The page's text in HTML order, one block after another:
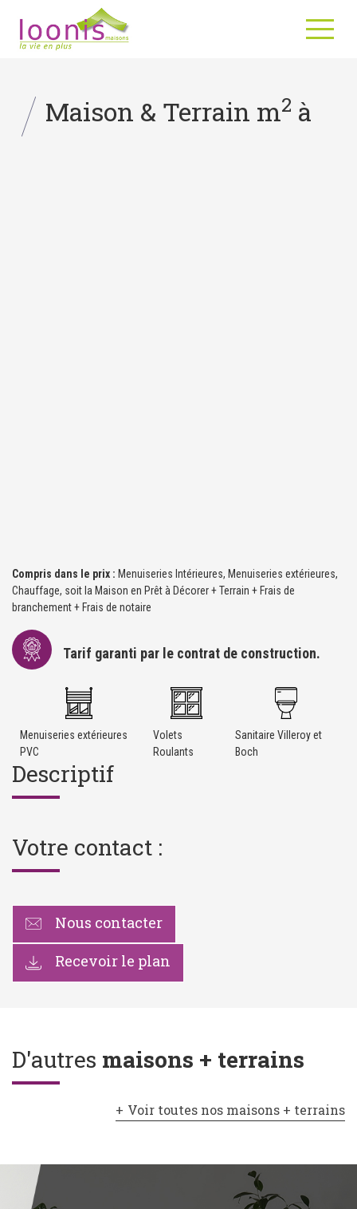
Maison & Terrain m2 à
Compris dans le prix : Menuiseries Intérieures, Menuiseries extérieures,
Chauffage, soit la Maison en Prêt à Décorer + Terrain + Frais de
branchement + Frais de notaire
Tarif garanti par le contrat de construction.
Menuiseries extérieures
PVC
Volets
Roulants
Sanitaire Villeroy et
Boch
Descriptif
Votre contact :
Nous contacter
Recevoir le plan
D'autres maisons + terrains
Voir toutes nos maisons + terrains